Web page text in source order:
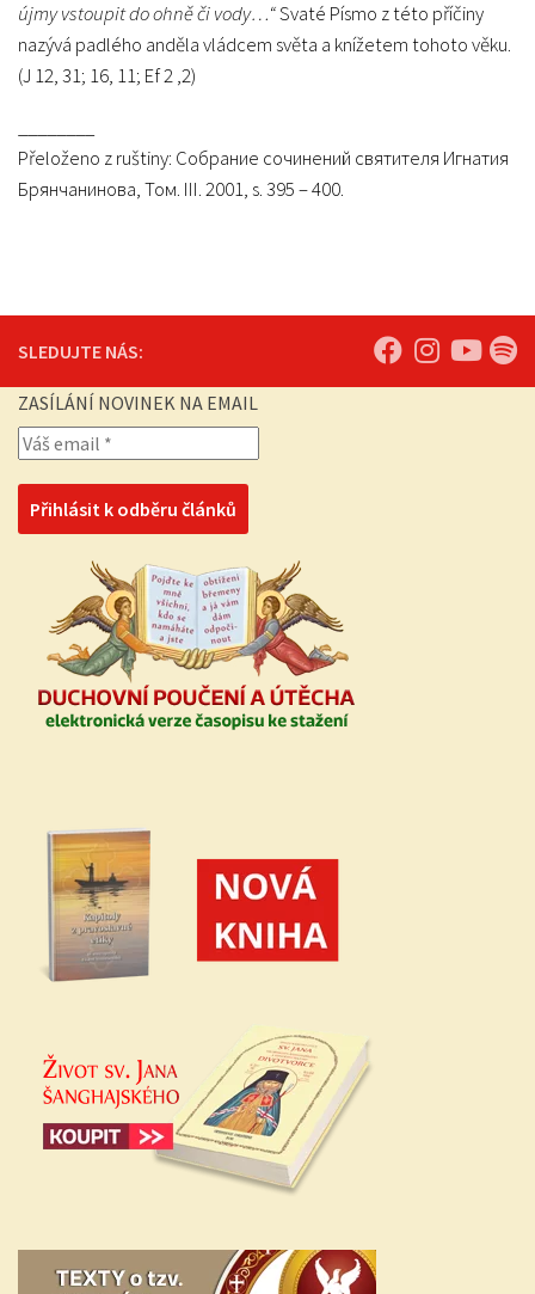
újmy vstoupit do ohně či vody…“Svaté Písmo z této příčiny
nazývá padlého anděla vládcem světa a knížetem tohoto věku.
(J 12, 31; 16, 11; Ef 2 ,2)
Přeloženo z ruštiny: Собрание сочинений святителя Игнатия
Брянчанинова, Том. III. 2001, s. 395 – 400.
SLEDUJTE NÁS:
ZASÍLÁNÍ NOVINEK NA EMAIL